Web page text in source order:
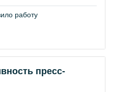
работу
пресс-